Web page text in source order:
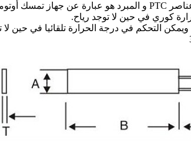
ويمكن التحكم في درجة الحرارة تلقائيا في حين